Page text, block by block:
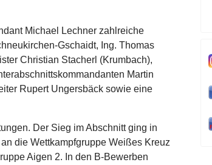
Michael Lechner zahlreiche
Gschaidt, Ing. Thomas
Christian Stacherl (Krumbach),
Martin
Rupert Ungersbäck sowie eine
Der Sieg im Abschnitt ging in
die Wettkampfgruppe Weißes Kreuz
Aigen 2. In den B-Bewerben